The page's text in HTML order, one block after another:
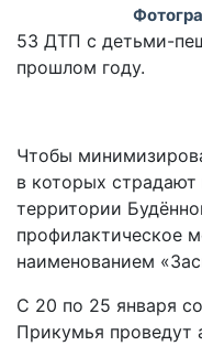
53 ДТП с детьми-
прошлом году.
Чтобы
в которых
территории
профилактическое
наименованием
С 20 по 25 января
Прикумья проведут